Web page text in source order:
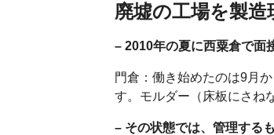
廃墟の工場を製
– 2010年の夏に西粟倉で面
門倉：働き始めたのは9月
す。モルダー（床板にさね
– その状態では、管理する